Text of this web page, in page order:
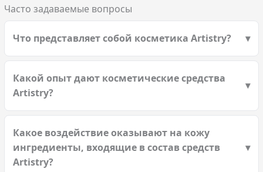
Часто задаваемые вопросы
Что представляет собой косметика Artistry?
Какой опыт дают косметические средства
Artistry?
Какое воздействие оказывают на кожу
ингредиенты, входящие в состав средств
Artistry?